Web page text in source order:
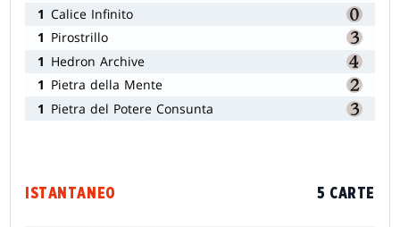
1 Calice Infinito
1 Pirostrillo
1 Hedron Archive
1 Pietra della Mente
1 Pietra del Potere Consunta
ISTANTANEO 5 CARTE